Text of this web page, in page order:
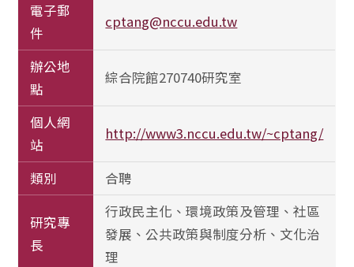
電子郵
件
cptang@nccu.edu.tw
辦公地
點
綜合院館270740研究室
個人網
站
http://www3.nccu.edu.tw/~cptang/
類別 合聘
研究專
長
行政民主化、環境政策及管理、社區
發展、公共政策與制度分析、文化治
理